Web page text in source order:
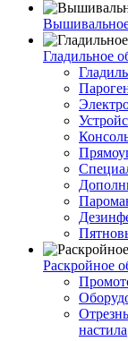
Гладильное
Раскройное
настила